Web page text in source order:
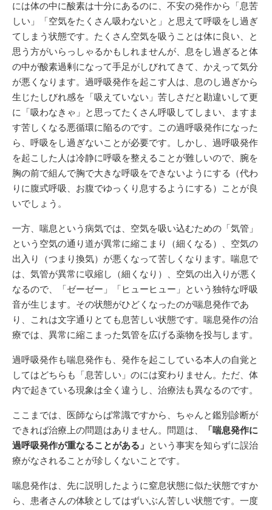
には体の中に酸素は十分にあるのに、不安の発作から「息苦
しい」「空気をたくさん吸わないと」と思えて呼吸をし過ぎ
てしまう状態です。たくさん空気を吸うことは体に良い、と
思う方がいらっしゃるかもしれませんが、息をし過ぎると体
の中が酸素過剰になって手足がしびれてきて、かえって気分
が悪くなります。過呼吸発作を起こす人は、息のし過ぎから
生じたしびれ感を「吸えていない」苦しさだと勘違いして更
に「吸わなきゃ」と思ってたくさん呼吸してしまい、ますま
す苦しくなる悪循環に陥るのです。この過呼吸発作になった
ら、呼吸をし過ぎないことが必要です。しかし、過呼吸発作
を起こした人は冷静に呼吸を整えることが難しいので、腕を
胸の前で組んで胸で大きな呼吸をできないようにする（代わ
りに腹式呼吸、お腹でゆっくり息するようにする）ことが良
いでしょう。
一方、喘息という病気では、空気を吸い込むための「気管」
という空気の通り道が異常に縮こまり（細くなる）、空気の
出入り（つまり換気）が悪くなって苦しくなります。喘息で
は、気管が異常に収縮し（細くなり）、空気の出入りが悪く
なるので、「ゼーゼー」「ヒューヒュー」という独特な呼吸
音が生じます。その状態がひどくなったのが喘息発作であ
り、これは文字通りとても息苦しい状態です。喘息発作の治
療では、異常に縮こまった気管を広げる薬物を投与します。
過呼吸発作も喘息発作も、発作を起こしている本人の自覚と
してはどちらも「息苦しい」のには変わりません。ただ、体
内で起きている現象は全く違うし、治療法も異なるのです。
ここまでは、医師ならば常識ですから、ちゃんと鑑別診断が
できれば治療上の問題はありません。問題は、
「喘息発作に
過呼吸発作が重なることがある」 という事実を知らずに誤治
療がなされることが珍しくないことです。
喘息発作は、先に説明したように窒息状態に似た状態ですか
ら、患者さんの体験としてはずいぶん苦しい状態です。一度